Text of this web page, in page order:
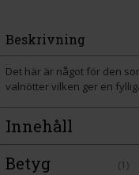
Beskrivning
Det här är något för den
valnötter vilken ger en
Innehåll
Betyg
(1)